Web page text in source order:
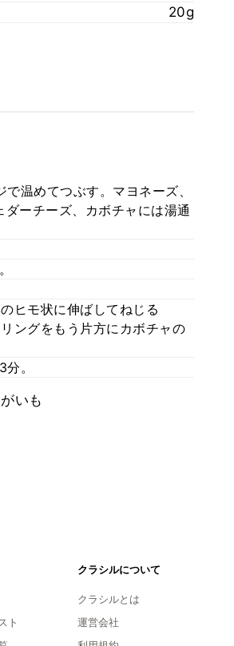
20g
温めてつぶす。マヨネーズ、
ーチーズ、カボチャには湯通
ヒモ状に伸ばしてねじる
ングをもう片方にカボチャの
。
いも
ト
クラシルについて
クラシルとは
運営会社